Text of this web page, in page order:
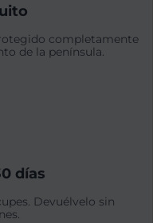
completamente
de la península.
días
Devuélvelo sin